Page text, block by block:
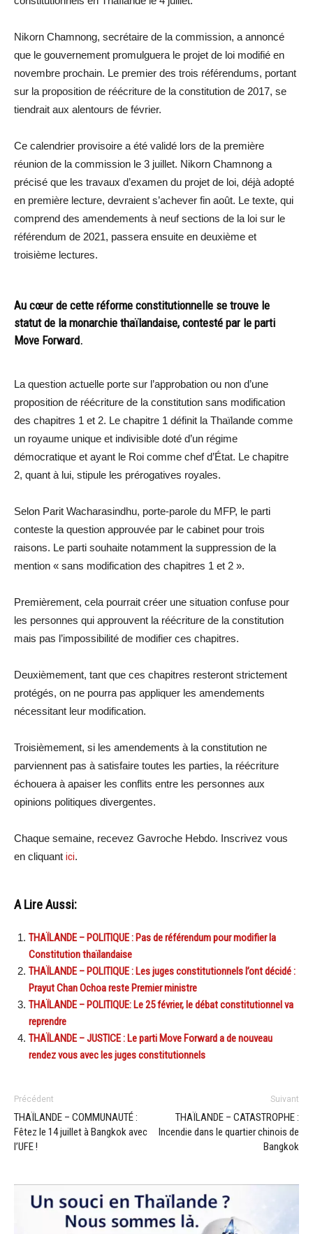
Nikorn Chamnong, secrétaire de la commission, a annoncé
que le gouvernement promulguera le projet de loi modifié en
novembre prochain. Le premier des trois référendums, portant
sur la proposition de réécriture de la constitution de 2017, se
tiendrait aux alentours de février.
Ce calendrier provisoire a été validé lors de la première
réunion de la commission le 3 juillet. Nikorn Chamnong a
précisé que les travaux d’examen du projet de loi, déjà adopté
en première lecture, devraient s’achever fin août. Le texte, qui
comprend des amendements à neuf sections de la loi sur le
référendum de 2021, passera ensuite en deuxième et
troisième lectures.
Au cœur de cette réforme constitutionnelle se trouve le
statut de la monarchie thaïlandaise, contesté par le parti
Move Forward.
La question actuelle porte sur l’approbation ou non d’une
proposition de réécriture de la constitution sans modification
des chapitres 1 et 2. Le chapitre 1 définit la Thaïlande comme
un royaume unique et indivisible doté d’un régime
démocratique et ayant le Roi comme chef d’État. Le chapitre
2, quant à lui, stipule les prérogatives royales.
Selon Parit Wacharasindhu, porte-parole du MFP, le parti
conteste la question approuvée par le cabinet pour trois
raisons. Le parti souhaite notamment la suppression de la
mention « sans modification des chapitres 1 et 2 ».
Premièrement, cela pourrait créer une situation confuse pour
les personnes qui approuvent la réécriture de la constitution
mais pas l’impossibilité de modifier ces chapitres.
Deuxièmement, tant que ces chapitres resteront strictement
protégés, on ne pourra pas appliquer les amendements
nécessitant leur modification.
Troisièmement, si les amendements à la constitution ne
parviennent pas à satisfaire toutes les parties, la réécriture
échouera à apaiser les conflits entre les personnes aux
opinions politiques divergentes.
Chaque semaine, recevez Gavroche Hebdo. Inscrivez vous
en cliquant ici.
A Lire Aussi:
THAÏLANDE – POLITIQUE : Pas de référendum pour modifier la
Constitution thaïlandaise
THAÏLANDE – POLITIQUE : Les juges constitutionnels l’ont décidé :
Prayut Chan Ochoa reste Premier ministre
THAÏLANDE – POLITIQUE: Le 25 février, le débat constitutionnel va
reprendre
THAÏLANDE – JUSTICE : Le parti Move Forward a de nouveau
rendez vous avec les juges constitutionnels
Précédent
THAÏLANDE – COMMUNAUTÉ :
Fêtez le 14 juillet à Bangkok avec
l’UFE !
Suivant
THAÏLANDE – CATASTROPHE :
Incendie dans le quartier chinois de
Bangkok